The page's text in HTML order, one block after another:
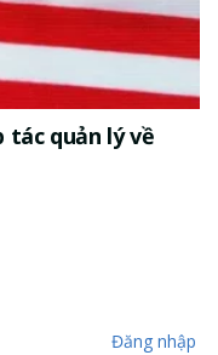
tác quản lý về
Đăng nhập